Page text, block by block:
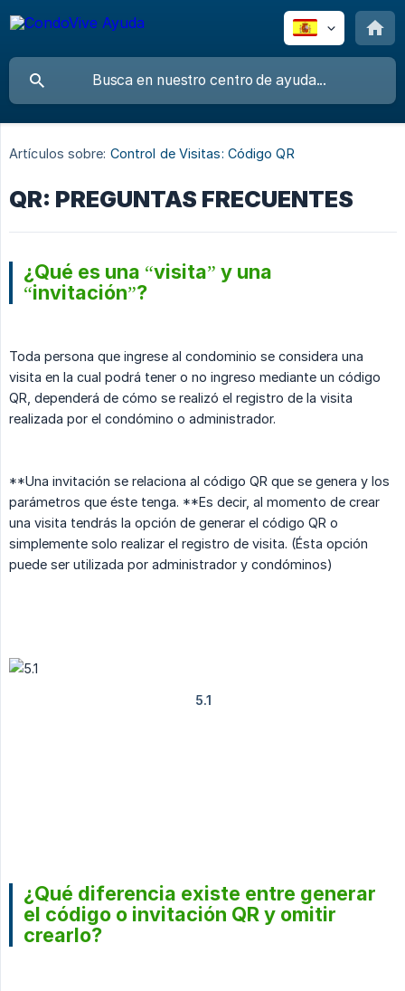
Artículos sobre: Control de Visitas: Código QR
QR: PREGUNTAS FRECUENTES
¿Qué es una “visita” y una
“invitación”?
Toda persona que ingrese al condominio se considera una
visita en la cual podrá tener o no ingreso mediante un código
QR, dependerá de cómo se realizó el registro de la visita
realizada por el condómino o administrador.
**Una invitación se relaciona al código QR que se genera y los
parámetros que éste tenga. **Es decir, al momento de crear
una visita tendrás la opción de generar el código QR o
simplemente solo realizar el registro de visita. (Ésta opción
puede ser utilizada por administrador y condóminos)
¿Qué diferencia existe entre generar
el código o invitación QR y omitir
crearlo?